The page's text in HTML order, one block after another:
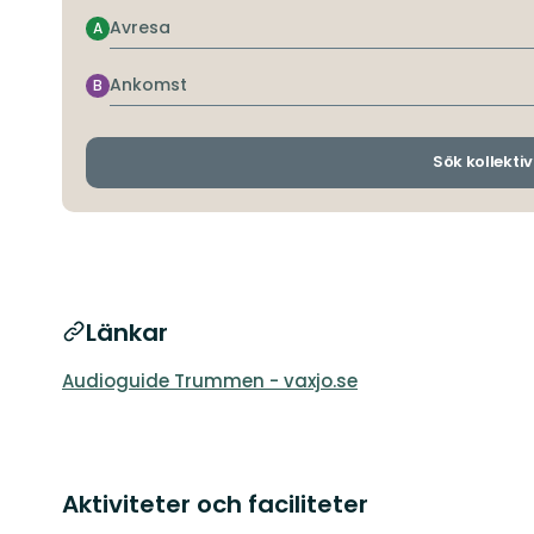
Avresa
A
Ankomst
B
Sök
Länkar
Audioguide Trummen - vaxjo.se
Aktiviteter och faciliteter